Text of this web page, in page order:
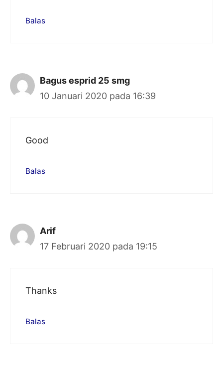
Balas
Bagus esprid 25 smg
10 Januari 2020 pada 16:39
Good
Balas
Arif
17 Februari 2020 pada 19:15
Thanks
Balas